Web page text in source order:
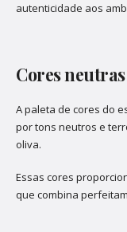
autenticidade aos
Cores
A paleta de cores do
por tons neutros e
oliva.
Essas cores
que combina